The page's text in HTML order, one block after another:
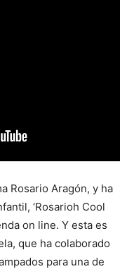
Rosario Aragón, y ha
‘Rosarioh Cool
on line. Y esta es
que ha colaborado
para una de